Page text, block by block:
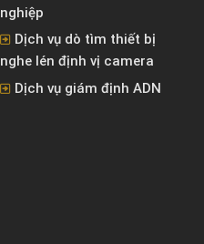
nghiệp
Dịch vụ dò tìm thiết bị
nghe lén định vị camera
Dịch vụ giám định ADN